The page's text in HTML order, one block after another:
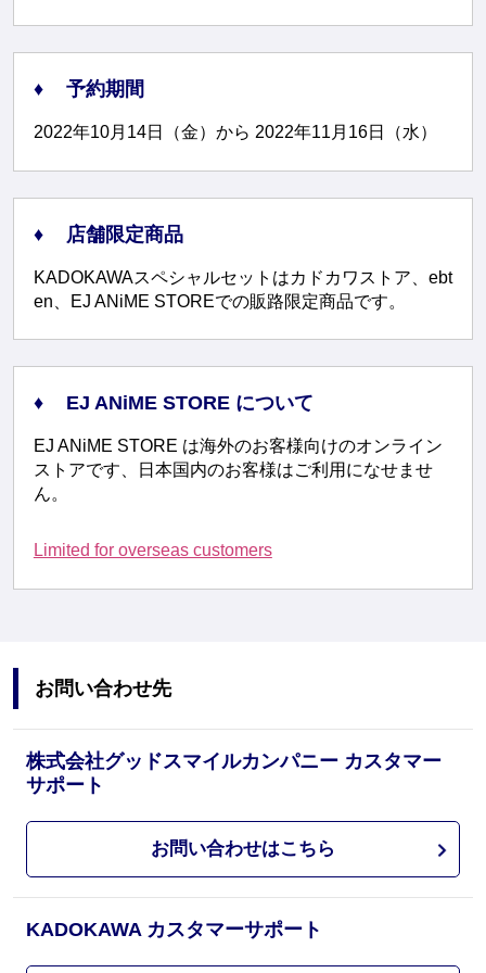
予約期間
2022年10月14日（金）から 2022年11月16日（水）
店舗限定商品
KADOKAWAスペシャルセットはカドカワストア、ebt
en、EJ ANiME STOREでの販路限定商品です。
EJ ANiME STORE について
EJ ANiME STORE は海外のお客様向けのオンライン
ストアです、日本国内のお客様はご利用になせませ
ん。
Limited for overseas customers
お問い合わせ先
株式会社グッドスマイルカンパニー カスタマー
サポート
お問い合わせはこちら
KADOKAWA カスタマーサポート